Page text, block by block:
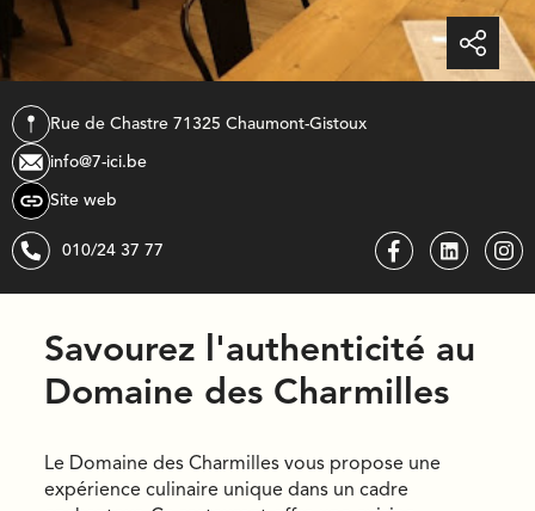
Rue de Chastre 71325 chaumont-gistoux
info@7-ici.be
Site web
010/24 37 77
Savourez l'authenticité au
Domaine des Charmilles
Le Domaine des Charmilles vous propose une
expérience culinaire unique dans un cadre